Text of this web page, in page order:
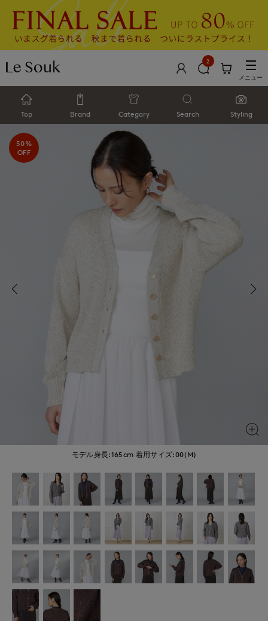
2
メニュー
Top Brand Category Search Styling
モデル身長:165cm 着用サイズ:00(M)
50%
OFF